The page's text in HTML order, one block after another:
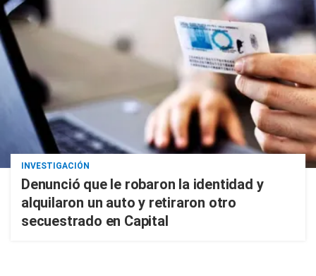
INVESTIGACIÓN
Denunció que le robaron la identidad y
alquilaron un auto y retiraron otro
secuestrado en Capital